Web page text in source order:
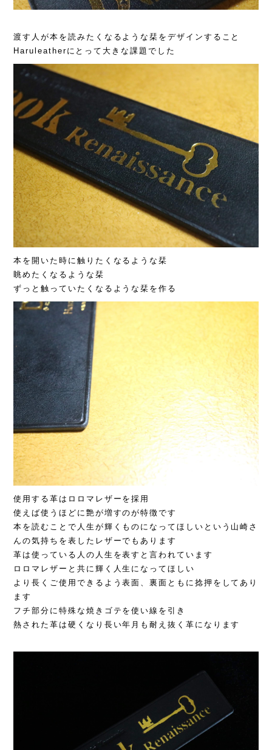
渡す人が本を読みたくなるような栞をデザインすること
Haruleatherにとって大きな課題でした
本を開いた時に触りたくなるような栞
眺めたくなるような栞
ずっと触っていたくなるような栞を作る
使用する革はロロマレザーを採用
使えば使うほどに艶が増すのが特徴です
本を読むことで人生が輝くものになってほしいという山崎さ
んの気持ちを表したレザーでもあります
革は使っている人の人生を表すと言われています
ロロマレザーと共に輝く人生になってほしい
より長くご使用できるよう表面、裏面ともに捻押をしてあり
ます
フチ部分に特殊な焼きゴテを使い線を引き
熱された革は硬くなり長い年月も耐え抜く革になります